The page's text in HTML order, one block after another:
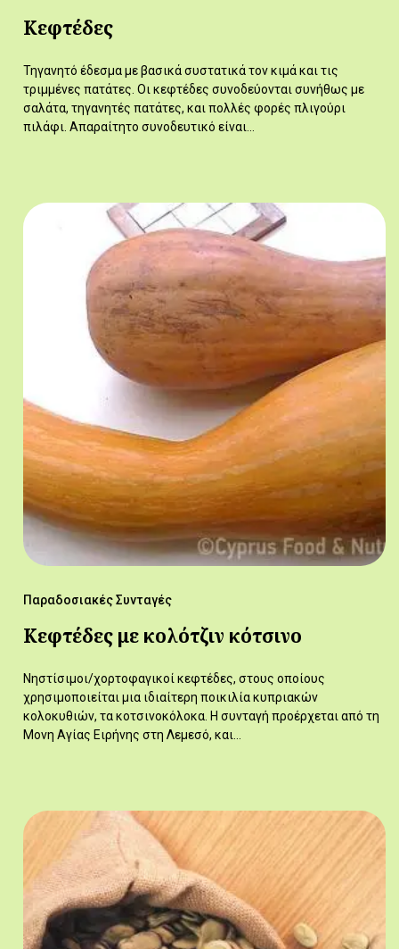
Κεφτέδες
Τηγανητό έδεσμα με βασικά συστατικά τον κιμά και τις
τριμμένες πατάτες. Οι κεφτέδες συνοδεύονται συνήθως με
σαλάτα, τηγανητές πατάτες, και πολλές φορές πλιγούρι
πιλάφι. Απαραίτητο συνοδευτικό είναι…
Παραδοσιακές Συνταγές
Κεφτέδες με κολότζιν κότσινο
Νηστίσιμοι/χορτοφαγικοί κεφτέδες, στους οποίους
χρησιμοποιείται μια ιδιαίτερη ποικιλία κυπριακών
κολοκυθιών, τα κοτσινοκόλοκα. Η συνταγή προέρχεται από τη
Μονη Αγίας Ειρήνης στη Λεμεσό, και…